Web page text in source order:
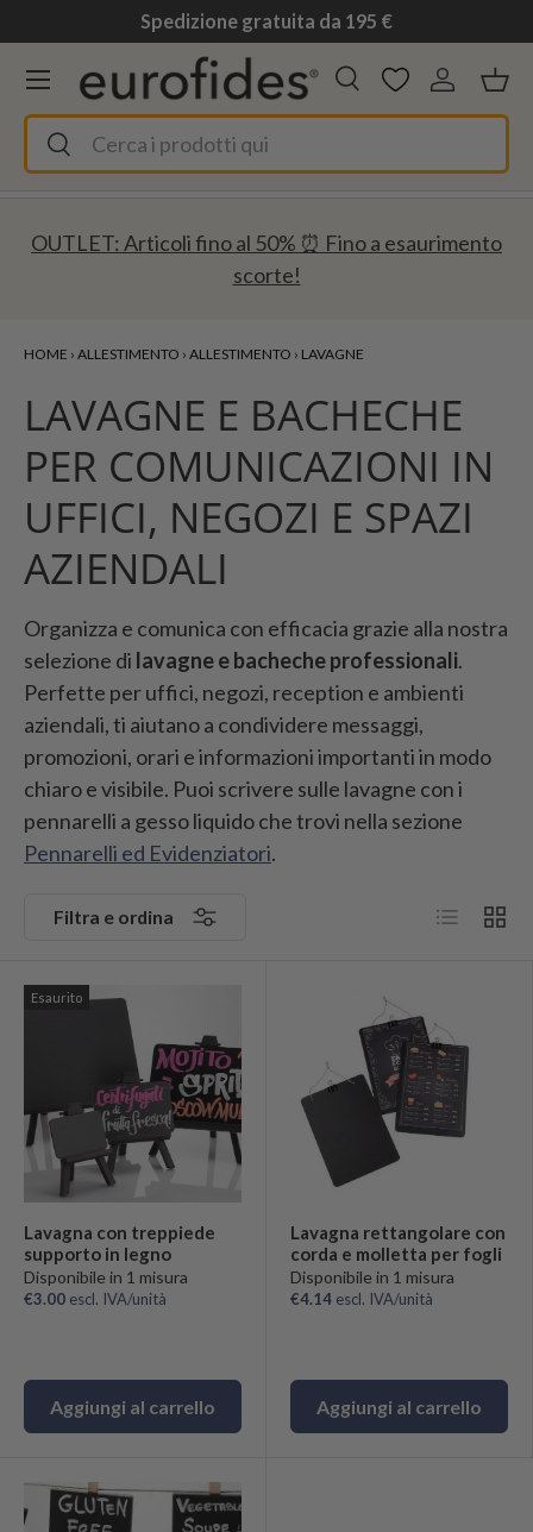
Passa ai contenuti
Spedizione gratuita da 195 €
Cerca
Cerca
Cerca Accedi
Menu
OUTLET: Articoli fino al 50% ⏰ Fino a esaurimento
scorte!
HOME › ALLESTIMENTO › ALLESTIMENTO › LAVAGNE
LAVAGNE E BACHECHE
PER COMUNICAZIONI IN
UFFICI, NEGOZI E SPAZI
AZIENDALI
Organizza e comunica con efficacia grazie alla nostra
selezione di lavagne e bacheche professionali.
Perfette per uffici, negozi, reception e ambienti
aziendali, ti aiutano a condividere messaggi,
promozioni, orari e informazioni importanti in modo
chiaro e visibile. Puoi scrivere sulle lavagne con i
pennarelli a gesso liquido che trovi nella sezione
Pennarelli ed Evidenziatori.
Filtra e ordina Elenco
Esaurito
Lavagna con treppiede
supporto in legno
Disponibile in 1 misura
€3.00 escl. IVA/unità
Aggiungi al carrello
Lavagna rettangolare con
corda e molletta per fogli
Disponibile in 1 misura
€4.14 escl. IVA/unità
Aggiungi al carrello